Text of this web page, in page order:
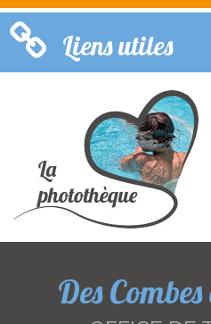
Liens utiles
Des